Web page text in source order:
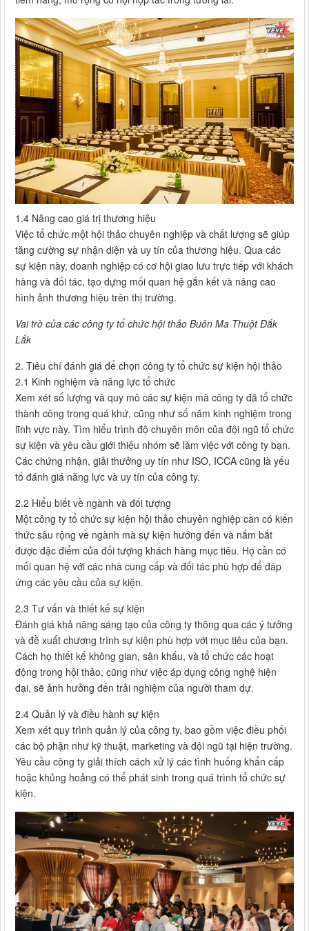
1.4 Nâng cao giá trị thương hiệu
Việc tổ chức một hội thảo chuyên nghiệp và chất lượng sẽ giúp
tăng cường sự nhận diện và uy tín của thương hiệu. Qua các
sự kiện này, doanh nghiệp có cơ hội giao lưu trực tiếp với khách
hàng và đối tác, tạo dựng mối quan hệ gắn kết và nâng cao
hình ảnh thương hiệu trên thị trường.
Vai trò của các công ty tổ chức hội thảo Buôn Ma Thuột Đắk
Lắk
2. Tiêu chí đánh giá để chọn công ty tổ chức sự kiện hội thảo
2.1 Kinh nghiệm và năng lực tổ chức
Xem xét số lượng và quy mô các sự kiện mà công ty đã tổ chức
thành công trong quá khứ, cũng như số năm kinh nghiệm trong
lĩnh vực này. Tìm hiểu trình độ chuyên môn của đội ngũ tổ chức
sự kiện và yêu cầu giới thiệu nhóm sẽ làm việc với công ty bạn.
Các chứng nhận, giải thưởng uy tín như ISO, ICCA cũng là yếu
tố đánh giá năng lực và uy tín của công ty.
2.2 Hiểu biết về ngành và đối tượng
Một công ty tổ chức sự kiện hội thảo chuyên nghiệp cần có kiến
thức sâu rộng về ngành mà sự kiện hướng đến và nắm bắt
được đặc điểm của đối tượng khách hàng mục tiêu. Họ cần có
mối quan hệ với các nhà cung cấp và đối tác phù hợp để đáp
ứng các yêu cầu của sự kiện.
2.3 Tư vấn và thiết kế sự kiện
Đánh giá khả năng sáng tạo của công ty thông qua các ý tưởng
và đề xuất chương trình sự kiện phù hợp với mục tiêu của bạn.
Cách họ thiết kế không gian, sân khấu, và tổ chức các hoạt
động trong hội thảo, cũng như việc áp dụng công nghệ hiện
đại, sẽ ảnh hưởng đến trải nghiệm của người tham dự.
2.4 Quản lý và điều hành sự kiện
Xem xét quy trình quản lý của công ty, bao gồm việc điều phối
các bộ phận như kỹ thuật, marketing và đội ngũ tại hiện trường.
Yêu cầu công ty giải thích cách xử lý các tình huống khẩn cấp
hoặc khủng hoảng có thể phát sinh trong quá trình tổ chức sự
kiện.